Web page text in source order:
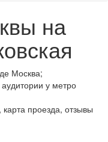
на
Москва;
у метро
проезда, отзывы